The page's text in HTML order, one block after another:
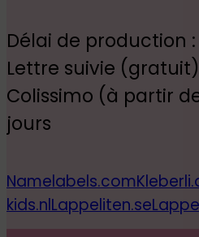
Délai de production :
Lettre suivie
Colissimo (à partir
jours
Namelabels.com
kids.nlLappeliten.se